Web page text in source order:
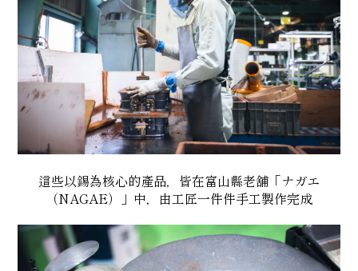
這些以錫為核心的產品，皆在富山縣老舖「ナガエ
（NAGAE）」中，由工匠一件件手工製作完成